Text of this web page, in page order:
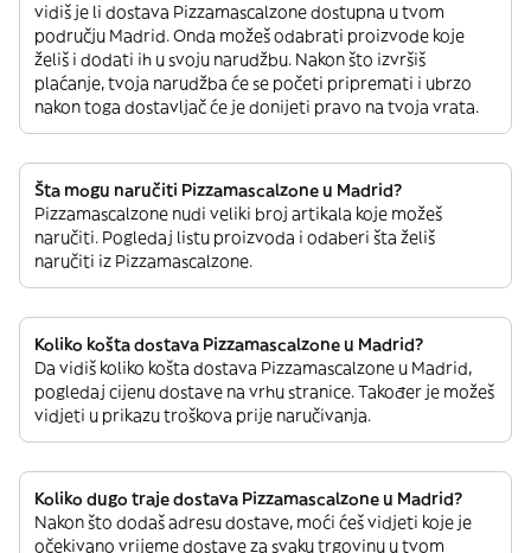
vidiš je li dostava Pizzamascalzone dostupna u tvom
području Madrid. Onda možeš odabrati proizvode koje
želiš i dodati ih u svoju narudžbu. Nakon što izvršiš
plaćanje, tvoja narudžba će se početi pripremati i ubrzo
nakon toga dostavljač će je donijeti pravo na tvoja vrata.
Šta mogu naručiti Pizzamascalzone u Madrid?
Pizzamascalzone nudi veliki broj artikala koje možeš
naručiti. Pogledaj listu proizvoda i odaberi šta želiš
naručiti iz Pizzamascalzone.
Koliko košta dostava Pizzamascalzone u Madrid?
Da vidiš koliko košta dostava Pizzamascalzone u Madrid,
pogledaj cijenu dostave na vrhu stranice. Također je možeš
vidjeti u prikazu troškova prije naručivanja.
Koliko dugo traje dostava Pizzamascalzone u Madrid?
Nakon što dodaš adresu dostave, moći ćeš vidjeti koje je
očekivano vrijeme dostave za svaku trgovinu u tvom